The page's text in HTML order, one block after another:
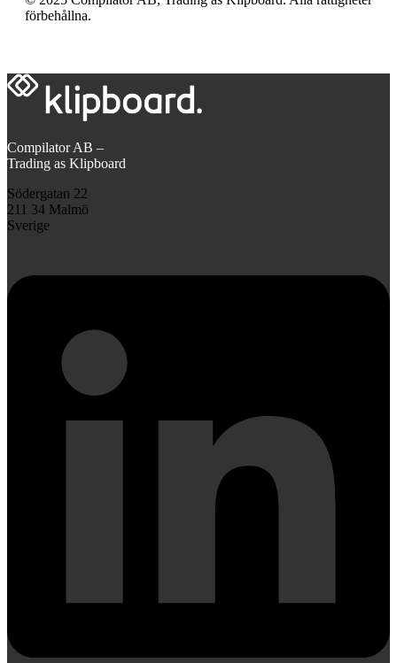
förbehållna.
Compilator AB –
Trading as Klipboard
Södergatan 22
211 34 Malmö
Sverige